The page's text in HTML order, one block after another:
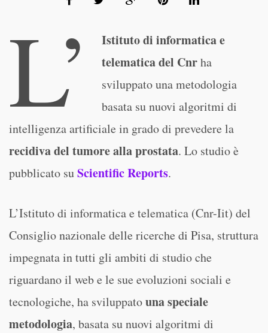
L’
Istituto di informatica e
telematica del Cnrha
sviluppato una metodologia
basata su nuovi algoritmi di
intelligenza artificiale in grado di prevedere la
recidiva del tumore alla prostata. Lo studio è
pubblicato suScientific Reports.
L’Istituto di informatica e telematica (Cnr-Iit) del
Consiglio nazionale delle ricerche di Pisa, struttura
impegnata in tutti gli ambiti di studio che
riguardano il web e le sue evoluzioni sociali e
tecnologiche, ha sviluppatouna speciale
metodologia, basata su nuovi algoritmi di